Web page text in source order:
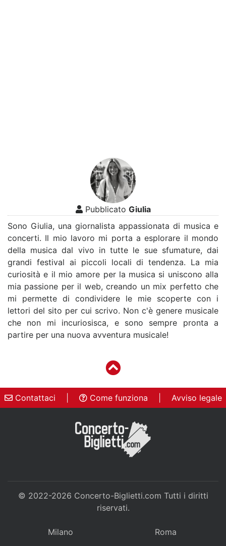
Pubblicato Giulia
Sono Giulia, una giornalista appassionata di musica e
concerti. Il mio lavoro mi porta a esplorare il mondo
della musica dal vivo in tutte le sue sfumature, dai
grandi festival ai piccoli locali di tendenza. La mia
curiosità e il mio amore per la musica si uniscono alla
mia passione per il web, creando un mix perfetto che
mi permette di condividere le mie scoperte con i
lettori del sito per cui scrivo. Non c'è genere musicale
che non mi incuriosisca, e sono sempre pronta a
partire per una nuova avventura musicale!
Contattaci Come funziona Avviso legale
© 2022-2026 Concerto-Biglietti.com Tutti i diritti
riservati.
Milano Roma